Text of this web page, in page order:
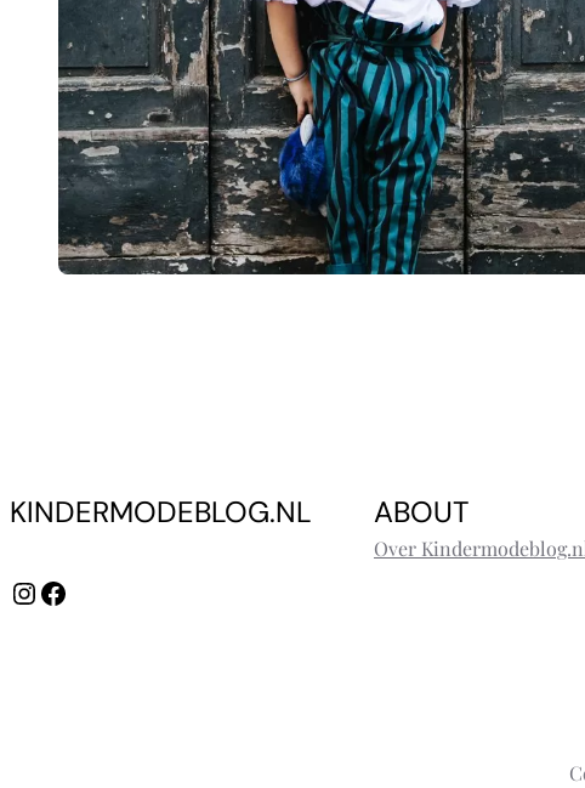
KINDERMODEBLOG.NL
InstagramFacebook
ABOUT
Over